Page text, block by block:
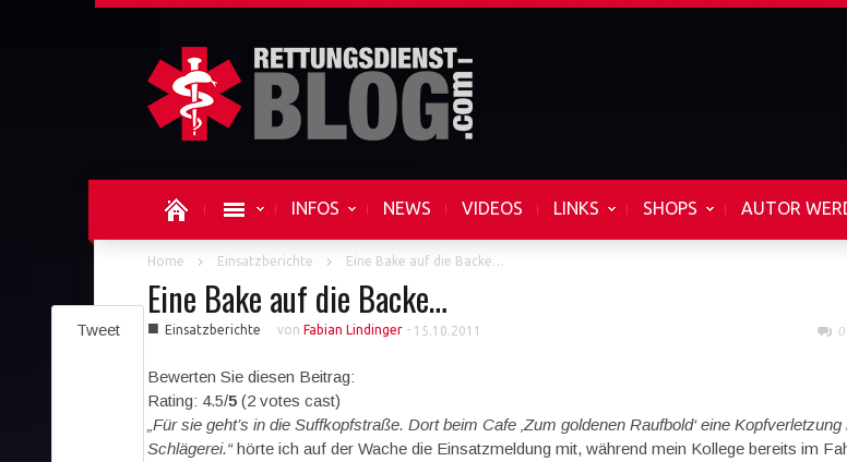
INFOS NEWS VIDEOS LINKS SHOPS AUTOR
Home Einsatzberichte Eine Bake auf die Backe…
Eine Bake auf die Backe…
■ Einsatzberichte von Fabian Lindinger - 15.10.2011 0
Bewerten Sie diesen Beitrag:
Rating: 4.5/5 (2 votes cast)
„Für sie geht’s in die Suffkopfstraße. Dort beim Cafe ‚Zum goldenen Raufbold‘ eine Kopfverletzung
Schlägerei.“hörte ich auf der Wache die Einsatzmeldung mit, während mein Kollege bereits im
Tweet